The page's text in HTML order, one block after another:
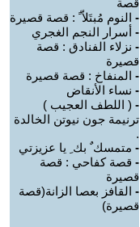
قصة
- النوم مُبتَلاّ ً : قصة قصيرة
- أسرار النجم الغجري
- نزلاء الفنادق : قصة
قصيرة
- المنفاخ : قصة قصيرة
- نساء الأنقاض
- ( اللطف العجيب )
ترنيمة جون نيوتن الخالدة
.
- متمسك ٌ بك ِ يا عزيزتي
- قصة كفاحي : قصة
قصيرة
- القافز بعصا الزانة(قصة
قصيرة)